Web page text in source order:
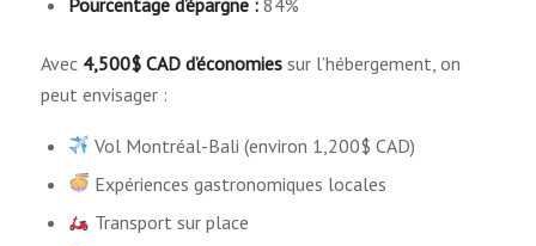
Pourcentage d’épargne :84%
Avec 4,500$ CAD d’économiessur l’hébergement, on
peut envisager :
Vol Montréal-Bali (environ 1,200$ CAD)
Expériences gastronomiques locales
Transport sur place